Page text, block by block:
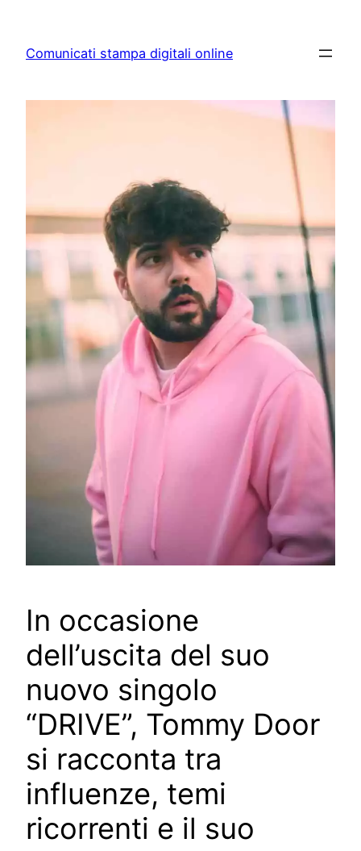
content
Comunicati stampa digitali online
In occasione
dell’uscita del suo
nuovo singolo
“DRIVE”, Tommy Door
si racconta tra
influenze, temi
ricorrenti e il suo